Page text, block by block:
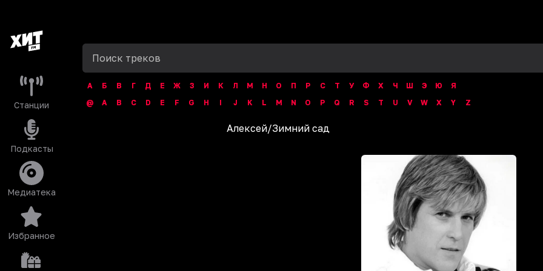
Станции
Подкасты
Медиатека
Избранное
А Б В Г Д Е Ж З И К Л М Н О П Р С Т У Ф Х Ч Ш Э Ю
Я
@
A B C D E F G H I J K L M N O P Q R S T U V W X Y Z
Алексей/Зимний сад